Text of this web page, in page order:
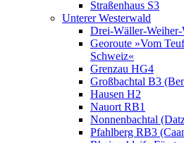
Straßenhaus S3
Unterer Westerwald
Drei-Wäller-Weiher-
Georoute »Vom
Schweiz«
Grenzau HG4
Großbachtal B3
Hausen H2
Nauort RB1
Nonnenbachtal
Pfahlberg RB3